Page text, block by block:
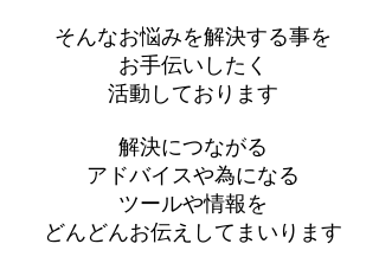
そんなお悩みを解決する事を
お手伝いしたく
活動しております
解決につながる
アドバイスや為になる
ツールや情報を
​どんどんお伝えしてまいります